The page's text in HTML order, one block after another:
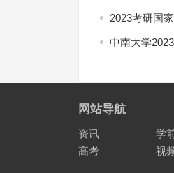
2023考研国
中南大学
网站导航
资讯 学
高考
视